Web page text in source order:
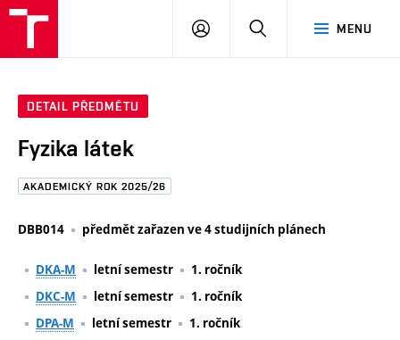
Brno
MENU
PŘIHLÁSIT
DETAIL PŘEDMĚTU
Fyzika látek
AKADEMICKÝ ROK 2025/26
DBB014 předmět zařazen ve 4 studijních plánech
DKA-M letní semestr
1. ročník
DKC-M
letní semestr
1. ročník
DPA-M
letní semestr
1. ročník